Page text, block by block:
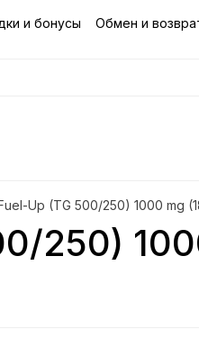
и бонусы Обмен и
Up (TG 500/250) 1000 mg
250)